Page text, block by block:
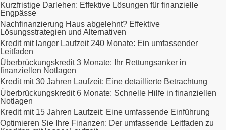
Kurzfristige Darlehen: Effektive Lösungen für finanzielle
Engpässe
Nachfinanzierung Haus abgelehnt? Effektive
Lösungsstrategien und Alternativen
Kredit mit langer Laufzeit 240 Monate: Ein umfassender
Leitfaden
Überbrückungskredit 3 Monate: Ihr Rettungsanker in
finanziellen Notlagen
Kredit mit 30 Jahren Laufzeit: Eine detaillierte Betrachtung
Überbrückungskredit 6 Monate: Schnelle Hilfe in finanziellen
Notlagen
Kredit mit 15 Jahren Laufzeit: Eine umfassende Einführung
Optimieren Sie Ihre Finanzen: Der umfassende Leitfaden zu